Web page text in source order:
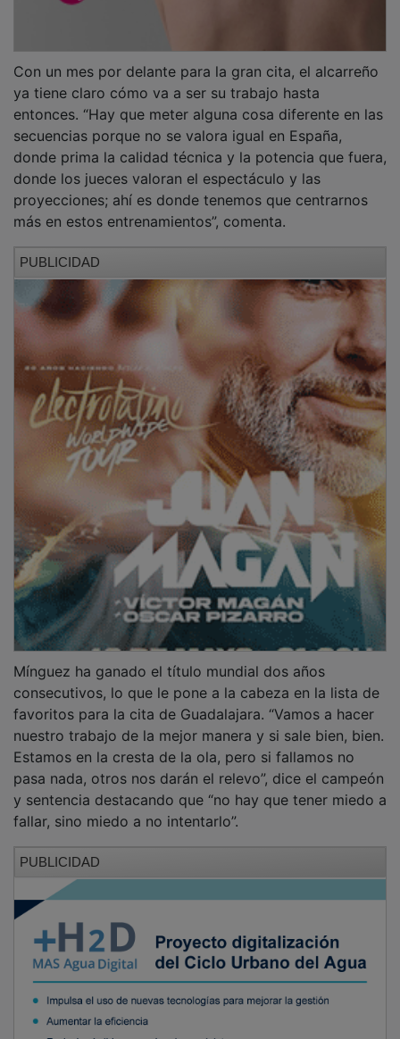
ya tiene claro cómo va a ser su trabajo hasta
entonces. “Hay que meter alguna cosa diferente en las
secuencias porque no se valora igual en España,
donde prima la calidad técnica y la potencia que fuera,
donde los jueces valoran el espectáculo y las
proyecciones; ahí es donde tenemos que centrarnos
más en estos entrenamientos”, comenta.
consecutivos, lo que le pone a la cabeza en la lista de
favoritos para la cita de Guadalajara. “Vamos a hacer
nuestro trabajo de la mejor manera y si sale bien, bien.
Estamos en la cresta de la ola, pero si fallamos no
pasa nada, otros nos darán el relevo”, dice el campeón
y sentencia destacando que “no hay que tener miedo a
fallar, sino miedo a no intentarlo”.